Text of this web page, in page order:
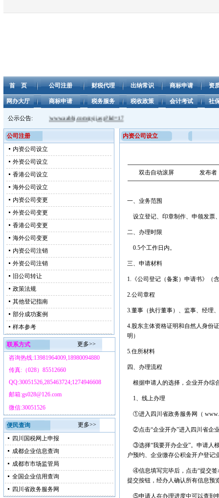
首 页 公司注册 财税代理 出纳常识 商标申请 资
网办大厅 商标申请 税务服务 税收政策 会计考试 社
公示公告:
告见：http://www.aabbj.com/gsjj.asp?lid=17
公司注册
内资公司设立
外资公司设立
香港公司设立
海外公司设立
内资公司变更
外资公司变更
香港公司变更
海外公司变更
内资公司注销
外资公司注销
旧公司转让
政策法规
其他登记指南
部分成功案例
样本参考
联系方式
更多>>
咨询热线:13981964009,18980094880
传真:（028）85512660
QQ:30051526,285463724;1274946608
邮箱:gs028@126.com
微信:30051526
便民查询
更多>>
四川国税网上申报
成都企业信息查询
成都市市场监管局
全国企业信用查询
四川省政务服务网
内资公司设立
双击自动滚屏 发布者
一、业务范围
设立登记、印章制作、申领发票
二、办理时限
0.5个工作日内。
三、申请材料
1.《公司登记（备案）申请书》（
2.公司章程
3.董事（执行董事）、监事、经理
4.股东主体资格证明和自然人身份
明）
5.住所材料
四、办理流程
根据申请人的选择，企业开办综
1、线上办理
①进入四川省政务服务网（
②点击“企业开办”进入四川省企
③选择“我要开办企业”。申请人
户预约、企业缴存公积金开户登记
④信息填写完毕后，点击“提交签
提交按钮，经办人确认所有信息预
⑤申请人在办理进度中可以查到